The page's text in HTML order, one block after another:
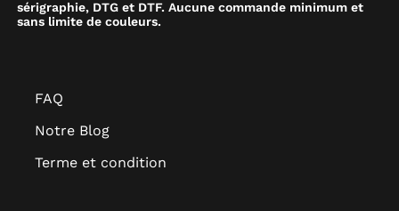
sérigraphie, DTG et DTF. Aucune commande minimum et
sans limite de couleurs.
FAQ
Notre Blog
Terme et condition